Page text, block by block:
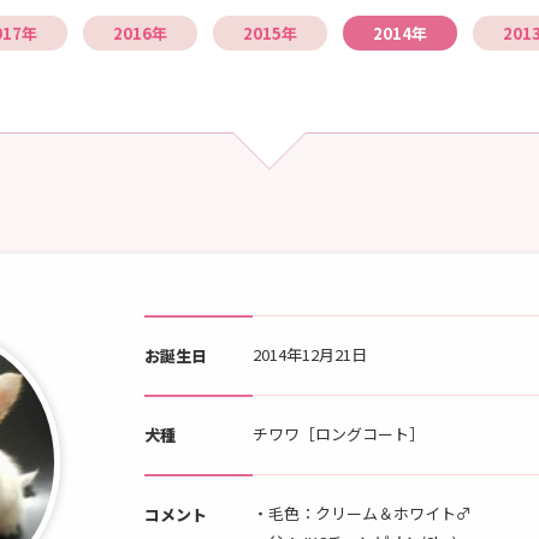
年 2016年 2015年 2014年
お誕生日 2014年12月21日
犬種 チワワ［ロングコート］
コメント
・毛色：クリーム＆ホワイト♂